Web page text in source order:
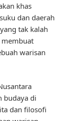
khas
dan daerah
tak kalah
warisan
budaya di
dan filosofi